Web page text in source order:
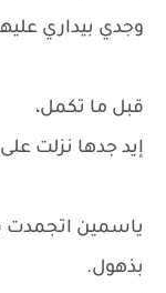
وجدي بيداري
قبل ما تكمل،
إيد جدها نزلت
ياسمين اتجمدت
بذهول.